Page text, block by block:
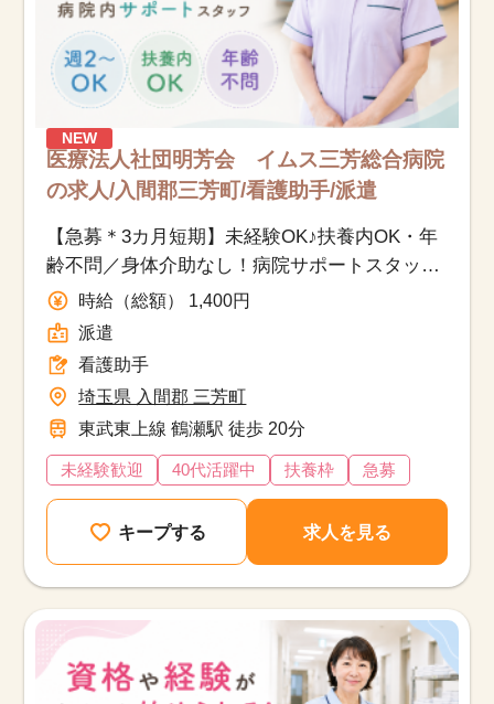
サイトの使い方
就職サポート
人材をお探しの医療機関・企業様
運営会社
NEW
医療法人社団明芳会 イムス三芳総合病院
の求人/入間郡三芳町/看護助手/派遣
【急募＊3カ月短期】未経験OK♪扶養内OK・年
齢不問／身体介助なし！病院サポートスタッフ
募集時給（総額） 1,400円
派遣
看護助手
埼玉県 入間郡 三芳町
東武東上線 鶴瀬駅 徒歩 20分
未経験歓迎 40代活躍中 扶養枠 急募
キープする 求人を見る